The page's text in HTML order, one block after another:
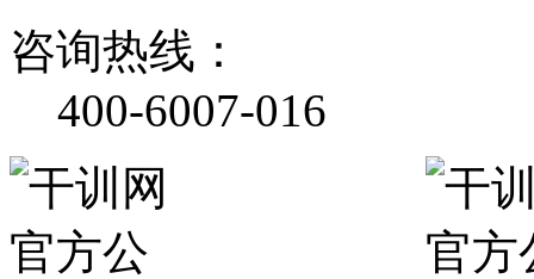
咨询热线：
400-6007-016